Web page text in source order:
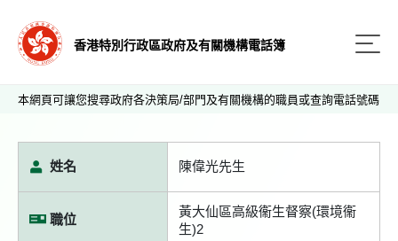
香港特別行政區政府及有關機構電話簿
本網頁可讓您搜尋政府各決策局/部門及有關機構的職員或查詢電話號碼
姓名 陳偉光先生
職位
黃大仙區高級衞生督察(環境衞
生)2